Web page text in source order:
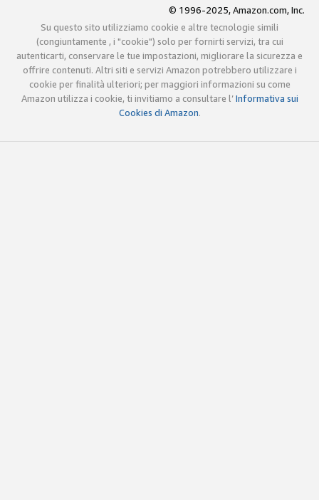
© 1996-2025, Amazon.com, Inc.
Su questo sito utilizziamo cookie e altre tecnologie simili
(congiuntamente , i "cookie") solo per fornirti servizi, tra cui
autenticarti, conservare le tue impostazioni, migliorare la sicurezza e
offrire contenuti. Altri siti e servizi Amazon potrebbero utilizzare i
cookie per finalità ulteriori; per maggiori informazioni su come
Amazon utilizza i cookie, ti invitiamo a consultare l’Informativa sui
Cookies di Amazon.